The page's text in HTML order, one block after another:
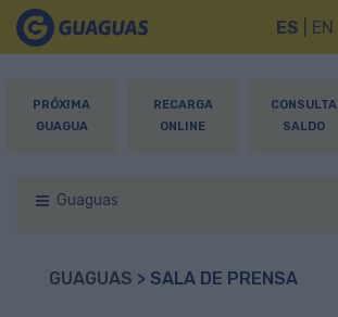
ES EN
PRÓXIMA
GUAGUA
RECARGA
ONLINE
CONSULTA
SALDO
Guaguas
GUAGUAS > SALA DE PRENSA